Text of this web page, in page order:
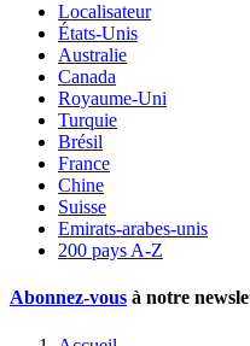
Localisateur
États-Unis
Australie
Canada
Royaume-Uni
Turquie
Brésil
France
Chine
Suisse
Emirats-arabes-unis
200 pays A-Z
Abonnez-vous à notre